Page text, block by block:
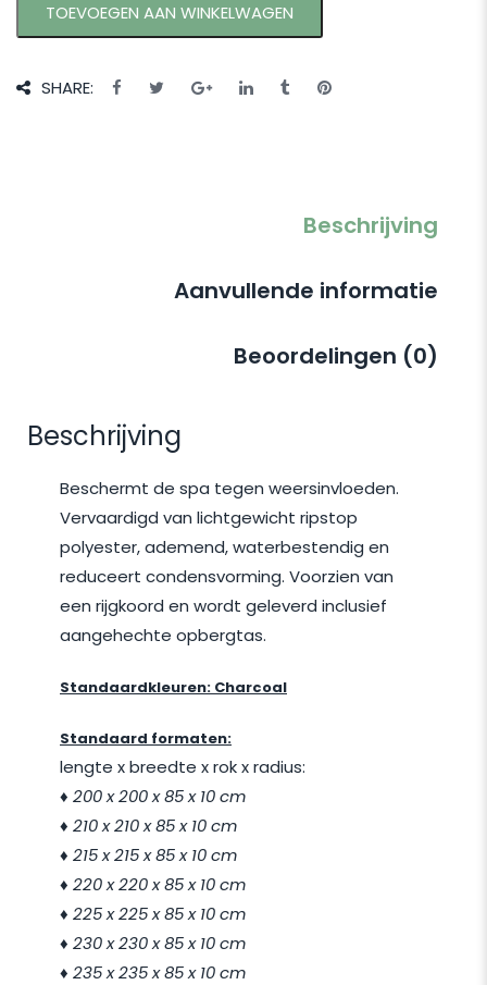
TOEVOEGEN AAN WINKELWAGEN
SHARE:
Beschrijving
Aanvullende informatie
Beoordelingen (0)
Beschrijving
Beschermt de spa tegen weersinvloeden.
Vervaardigd van lichtgewicht ripstop
polyester, ademend, waterbestendig en
reduceert condensvorming. Voorzien van
een rijgkoord en wordt geleverd inclusief
aangehechte opbergtas.
Standaardkleuren: Charcoal
Standaard formaten:
lengte x breedte x rok x radius:
♦ 200 x 200 x 85 x 10 cm
♦ 210 x 210 x 85 x 10 cm
♦ 215 x 215 x 85 x 10 cm
♦ 220 x 220 x 85 x 10 cm
♦ 225 x 225 x 85 x 10 cm
♦ 230 x 230 x 85 x 10 cm
♦ 235 x 235 x 85 x 10 cm